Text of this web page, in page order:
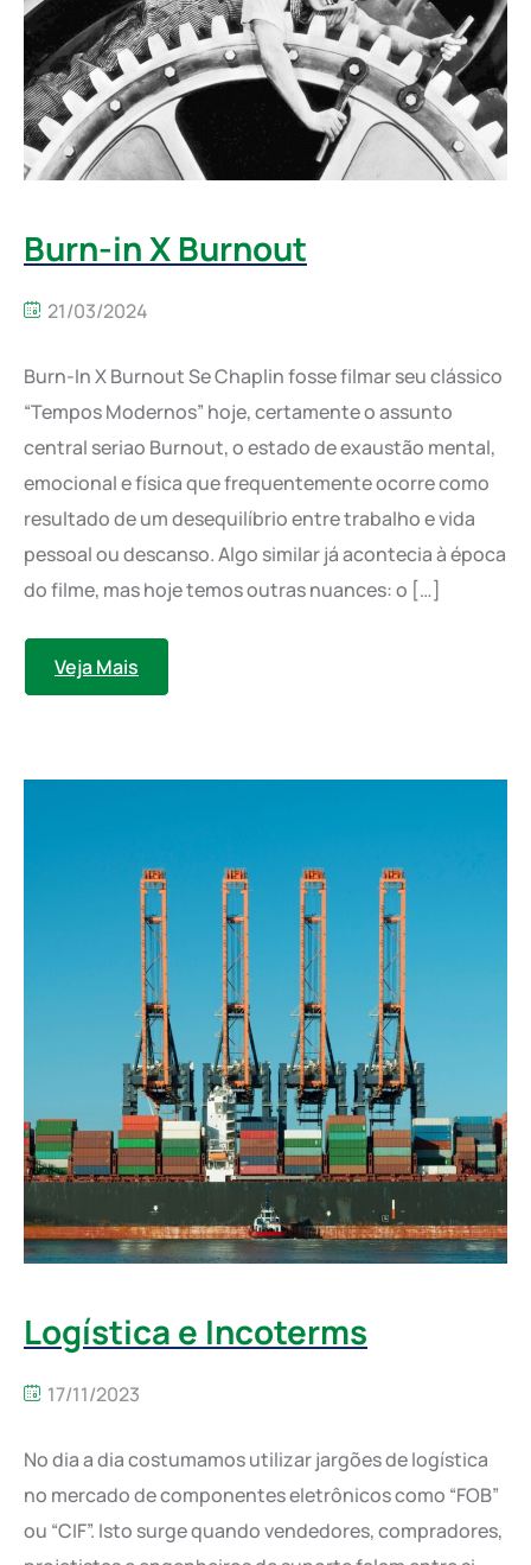
Burn-in X Burnout
21/03/2024
Burn-In X Burnout Se Chaplin fosse filmar seu clássico
“Tempos Modernos” hoje, certamente o assunto
central seriao Burnout, o estado de exaustão mental,
emocional e física que frequentemente ocorre como
resultado de um desequilíbrio entre trabalho e vida
pessoal ou descanso. Algo similar já acontecia à época
do filme, mas hoje temos outras nuances: o […]
Veja Mais
Logística e Incoterms
17/11/2023
No dia a dia costumamos utilizar jargões de logística
no mercado de componentes eletrônicos como “FOB”
ou “CIF”. Isto surge quando vendedores, compradores,